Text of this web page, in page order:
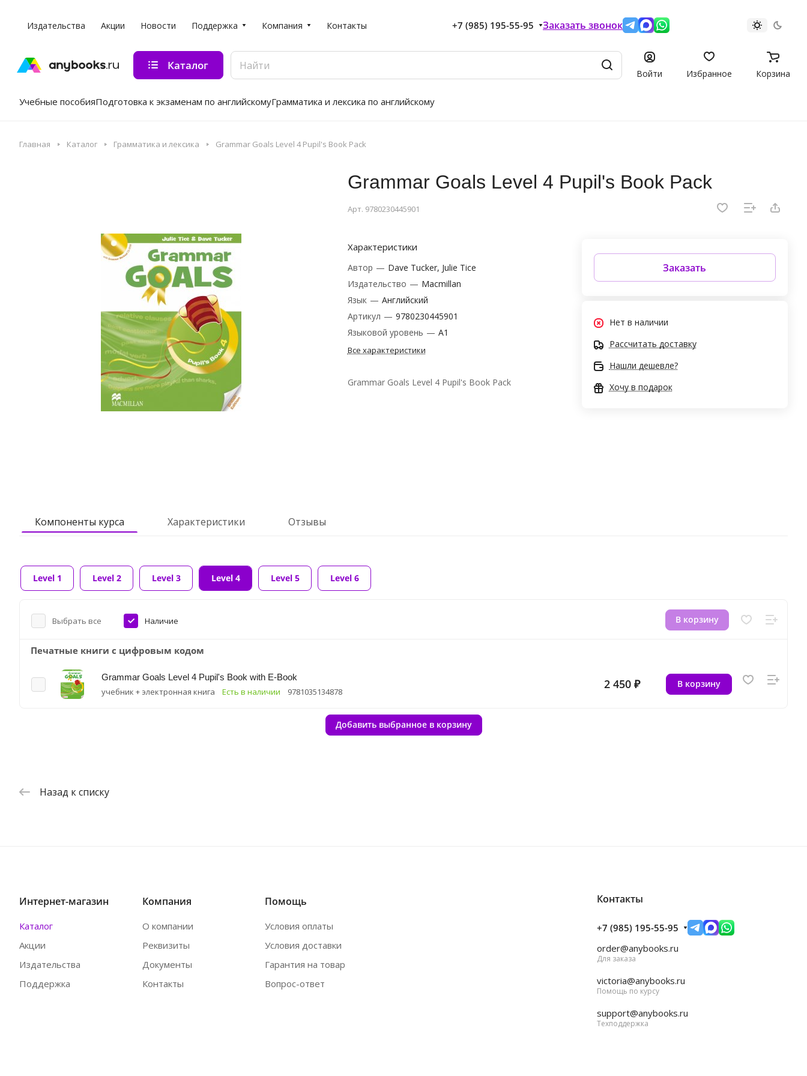
Издательства Акции Новости Поддержка Компания Контакты +7 (985) 195-55-95 Заказать звонок
Каталог
Войти Избранное Корзина
Учебные пособияПодготовка к экзаменам по английскомуГрамматика и лексика по английскому
Главная Каталог Грамматика и лексика Grammar Goals Level 4 Pupil's Book Pack
Grammar Goals Level 4 Pupil's Book Pack
Арт. 9780230445901
Характеристики
Автор — Dave Tucker, Julie Tice
Издательство — Macmillan
Язык — Английский
Артикул — 9780230445901
Языковой уровень — A1
Все характеристики
Grammar Goals Level 4 Pupil's Book Pack
Заказать
Нет в наличии
Рассчитать доставку
Нашли дешевле?
Хочу в подарок
Компоненты курса Характеристики Отзывы
Level 1 Level 2 Level 3 Level 4 Level 5 Level 6
Выбрать все Наличие В корзину
Печатные книги с цифровым кодом
Grammar Goals Level 4 Pupil's Book with E-Book
учебник + электронная книга Есть в наличии 9781035134878
2 450 ₽ В корзину
Добавить выбранное в корзину
Назад к списку
Интернет-магазин
Каталог
Акции
Издательства
Поддержка
Компания
О компании
Реквизиты
Документы
Контакты
Помощь
Условия оплаты
Условия доставки
Гарантия на товар
Вопрос-ответ
Контакты
+7 (985) 195-55-95
order@anybooks.ru
Для заказа
victoria@anybooks.ru
Помощь по курсу
support@anybooks.ru
Техподдержка